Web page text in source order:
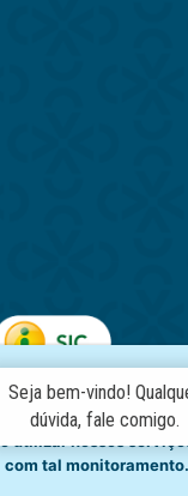
dados
navegação e
utilizar nossos
com tal monitoramento.
Seja bem-vindo!
dúvida, fale comigo.